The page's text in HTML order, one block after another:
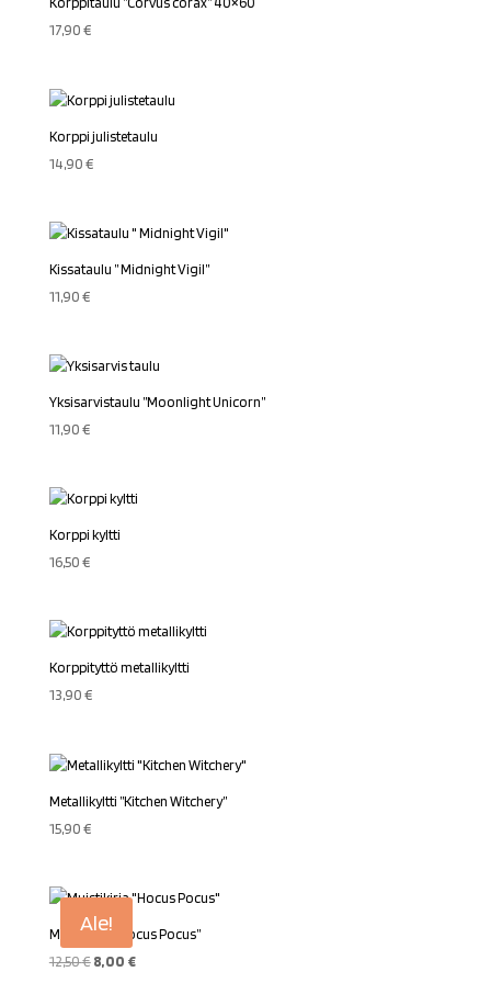
Korppitaulu ”Corvus corax” 40×60
17,90€
Korppi julistetaulu
14,90€
Kissataulu ” Midnight Vigil”
11,90€
Yksisarvistaulu ”Moonlight Unicorn”
11,90€
Korppi kyltti
16,50€
Korppityttö metallikyltti
13,90€
Metallikyltti ”Kitchen Witchery”
15,90€
Ale!
Muistikirja ”Hocus Pocus”
12,50€ Alkuperäinen
8,00 €Nykyinen